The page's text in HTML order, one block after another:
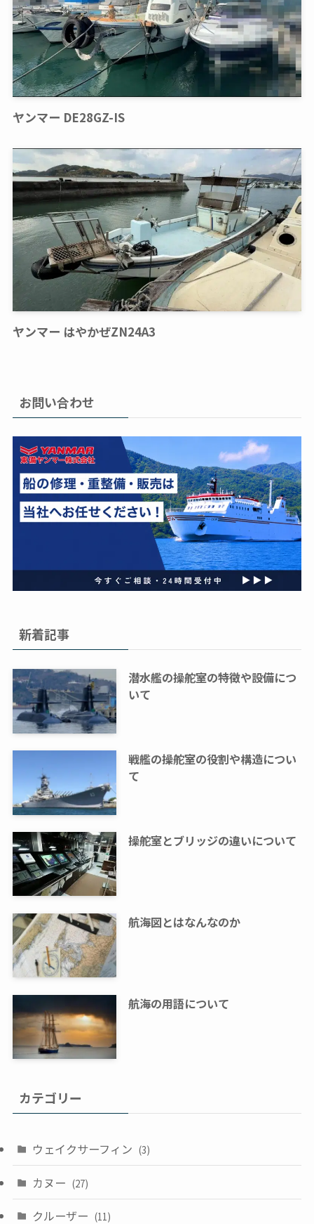
ヤンマー DE28GZ-IS
ヤンマー はやかぜZN24A3
お問い合わせ
新着記事
潜水艦の操舵室の特徴や設備につ
いて
戦艦の操舵室の役割や構造につい
て
操舵室とブリッジの違いについて
航海図とはなんなのか
航海の用語について
カテゴリー
ウェイクサーフィン (3)
カヌー (27)
クルーザー (11)